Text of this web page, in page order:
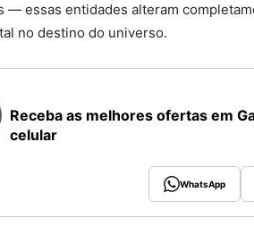
— essas entidades alteram
no destino do universo.
Receba as melhores ofertas em
celular
WhatsApp